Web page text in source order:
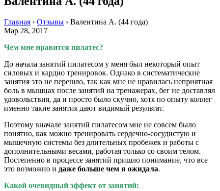
Главная › Отзывы › Валентина А. (44 года)
Мар 28, 2017
Чем мне нравится пилатес?
До начала занятий пилатесом у меня был некоторый опыт
силовых и кардио тренировок. Однако в систематические
занятия это не перешло, так как мне не нравилась неприятная
боль в мышцах после занятий на тренажерах, бег не доставлял
удовольствия, да и просто было скучно, хотя по опыту коллег
именно такие занятия дают видимый результат.
Поэтому вначале занятий пилатесом мне не совсем было
понятно, как можно тренировать сердечно-сосудистую и
мышечную системы без длительных пробежек и работы с
дополнительными весами, работая только со своим телом.
Постепенно в процессе занятий пришло понимание, что все
это возможно и даже больше чем я ожидала.
Какой очевидный эффект от занятий: